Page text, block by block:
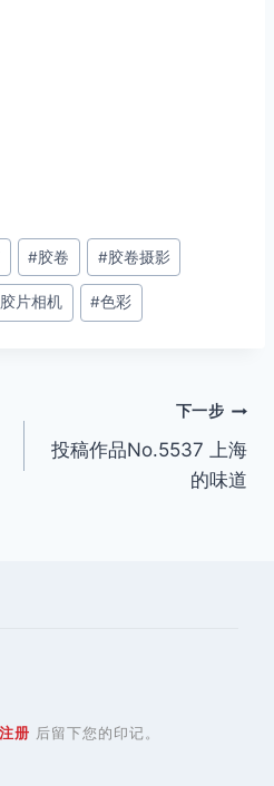
#胶卷 #胶卷摄影
胶片相机 #色彩
下一步
投稿作品No.5537 上海
的味道
注册 后留下您的印记。